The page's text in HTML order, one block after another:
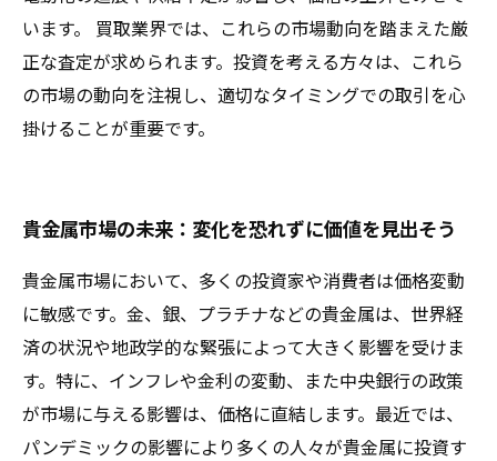
います。 買取業界では、これらの市場動向を踏まえた厳
正な査定が求められます。投資を考える方々は、これら
の市場の動向を注視し、適切なタイミングでの取引を心
掛けることが重要です。
貴金属市場の未来：変化を恐れずに価値を見出そう
貴金属市場において、多くの投資家や消費者は価格変動
に敏感です。金、銀、プラチナなどの貴金属は、世界経
済の状況や地政学的な緊張によって大きく影響を受けま
す。特に、インフレや金利の変動、また中央銀行の政策
が市場に与える影響は、価格に直結します。最近では、
パンデミックの影響により多くの人々が貴金属に投資す